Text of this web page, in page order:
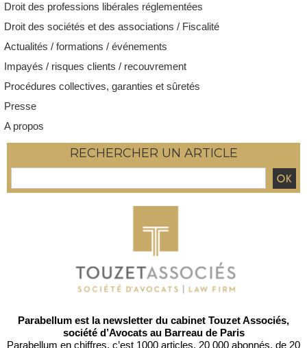
Droit des professions libérales réglementées
Droit des sociétés et des associations / Fiscalité
Actualités / formations / événements
Impayés / risques clients / recouvrement
Procédures collectives, garanties et sûretés
Presse
A propos
RECHERCHER UN ARTICLE
Parabellum est la newsletter du cabinet Touzet Associés,
société d’Avocats au Barreau de Paris
Parabellum en chiffres, c’est 1000 articles, 20 000 abonnés, de 20